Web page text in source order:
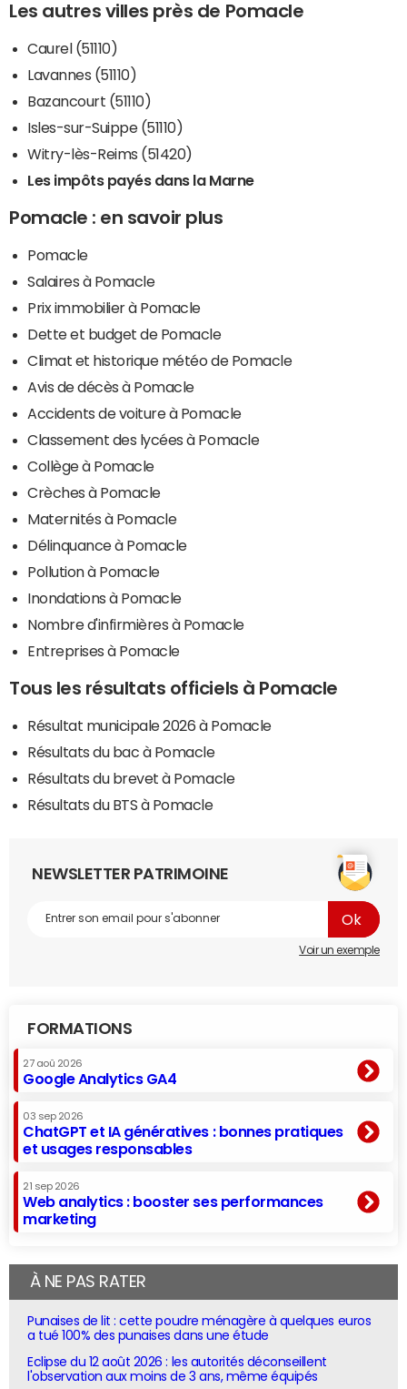
Les autres villes près de Pomacle
Caurel (51110)
Lavannes (51110)
Bazancourt (51110)
Isles-sur-Suippe (51110)
Witry-lès-Reims (51420)
Les impôts payés dans la Marne
Pomacle : en savoir plus
Pomacle
Salaires à Pomacle
Prix immobilier à Pomacle
Dette et budget de Pomacle
Climat et historique météo de Pomacle
Avis de décès à Pomacle
Accidents de voiture à Pomacle
Classement des lycées à Pomacle
Collège à Pomacle
Crèches à Pomacle
Maternités à Pomacle
Délinquance à Pomacle
Pollution à Pomacle
Inondations à Pomacle
Nombre d'infirmières à Pomacle
Entreprises à Pomacle
Tous les résultats officiels à Pomacle
Résultat municipale 2026 à Pomacle
Résultats du bac à Pomacle
Résultats du brevet à Pomacle
Résultats du BTS à Pomacle
NEWSLETTER PATRIMOINE
Voir un exemple
FORMATIONS
27 aoû 2026
Google Analytics GA4
03 sep 2026
ChatGPT et IA génératives : bonnes pratiques
et usages responsables
21 sep 2026
Web analytics : booster ses performances
marketing
À NE PAS RATER
Punaises de lit : cette poudre ménagère à quelques euros
a tué 100% des punaises dans une étude
Eclipse du 12 août 2026 : les autorités déconseillent
l'observation aux moins de 3 ans, même équipés